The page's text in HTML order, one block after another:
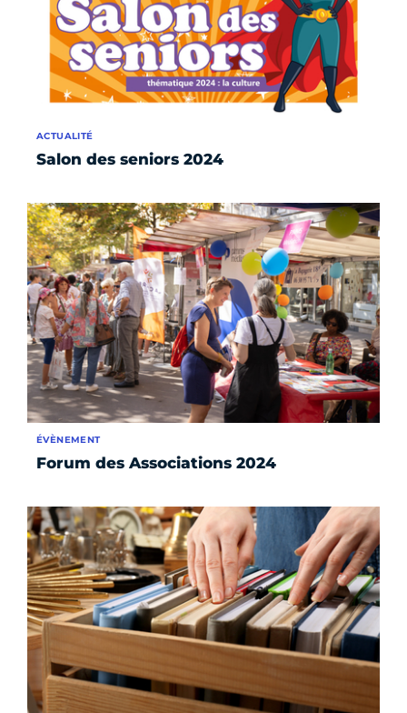
Salon des seniors 2024
ACTUALITÉ
Forum des Associations 2024
ÉVÈNEMENT